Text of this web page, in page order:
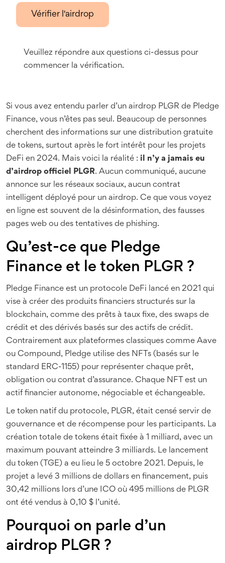
Vérifier l'airdrop
Veuillez répondre aux questions ci-dessus pour
commencer la vérification.
Si vous avez entendu parler d’un airdrop PLGR de Pledge
Finance, vous n’êtes pas seul. Beaucoup de personnes
cherchent des informations sur une distribution gratuite
de tokens, surtout après le fort intérêt pour les projets
DeFi en 2024. Mais voici la réalité : il n’y a jamais eu
d’airdrop officiel PLGR. Aucun communiqué, aucune
annonce sur les réseaux sociaux, aucun contrat
intelligent déployé pour un airdrop. Ce que vous voyez
en ligne est souvent de la désinformation, des fausses
pages web ou des tentatives de phishing.
Qu’est-ce que Pledge
Finance et le token PLGR ?
Pledge Finance est un protocole DeFi lancé en 2021 qui
vise à créer des produits financiers structurés sur la
blockchain, comme des prêts à taux fixe, des swaps de
crédit et des dérivés basés sur des actifs de crédit.
Contrairement aux plateformes classiques comme Aave
ou Compound, Pledge utilise des NFTs (basés sur le
standard ERC-1155) pour représenter chaque prêt,
obligation ou contrat d’assurance. Chaque NFT est un
actif financier autonome, négociable et échangeable.
Le token natif du protocole, PLGR, était censé servir de
gouvernance et de récompense pour les participants. La
création totale de tokens était fixée à 1 milliard, avec un
maximum pouvant atteindre 3 milliards. Le lancement
du token (TGE) a eu lieu le 5 octobre 2021. Depuis, le
projet a levé 3 millions de dollars en financement, puis
30,42 millions lors d’une ICO où 495 millions de PLGR
ont été vendus à 0,10 $ l’unité.
Pourquoi on parle d’un
airdrop PLGR ?